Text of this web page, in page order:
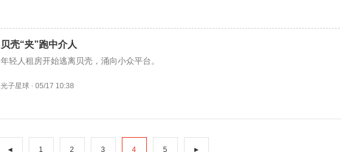
贝壳“夹”跑中介人
年轻人租房开始逃离贝壳，涌向小众平台。
光子星球 · 05/17 10:38
◄ 1 2 3 4 5 ►